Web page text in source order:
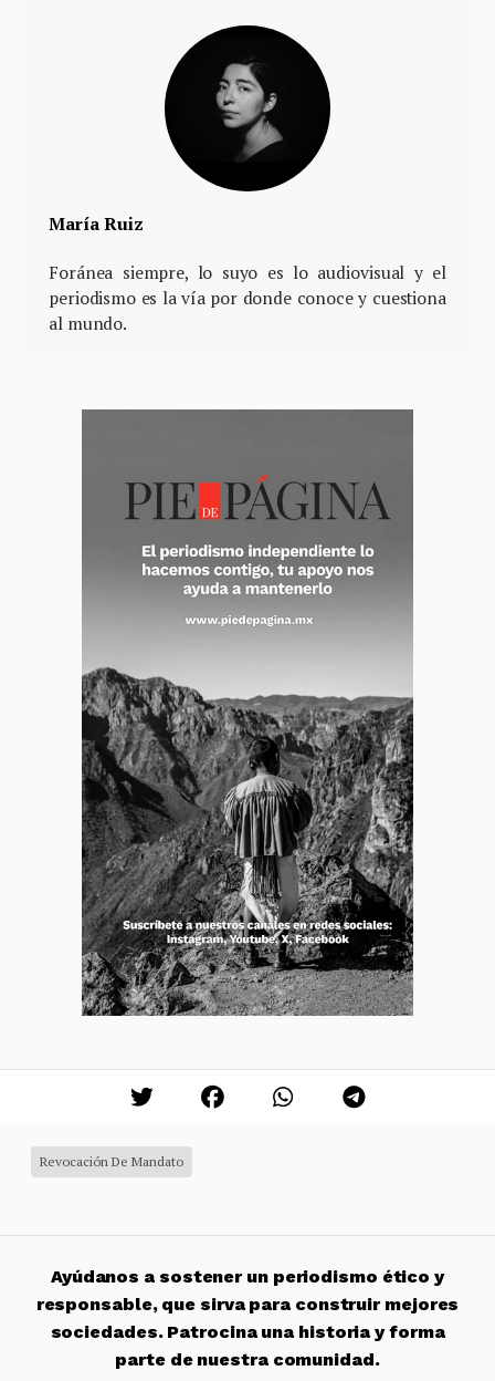
María Ruiz
Foránea siempre, lo suyo es lo audiovisual y el
periodismo es la vía por donde conoce y cuestiona
al mundo.
Revocación De Mandato
Ayúdanos a sostener un periodismo ético y
responsable, que sirva para construir mejores
sociedades. Patrocina una historia y forma
parte de nuestra comunidad.